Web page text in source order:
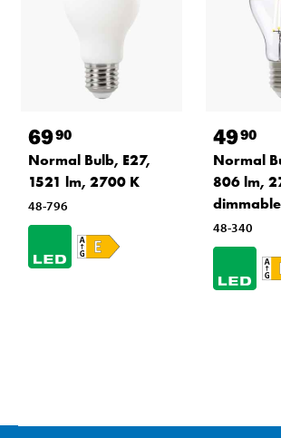
6990
Normal Bulb, E27,
1521 lm, 2700 K
48-796
4990
Normal
806 lm,
dimmable
48-340